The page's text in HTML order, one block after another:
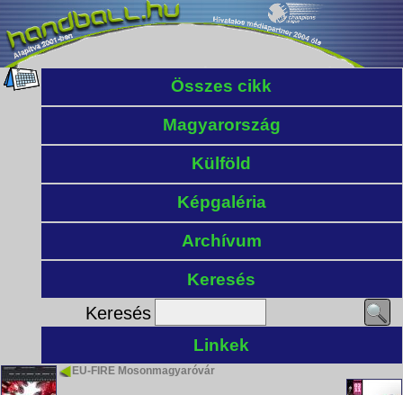
Összes cikk
Magyarország
Külföld
Képgaléria
Archívum
Keresés
Keresés
Linkek
EU-FIRE Mosonmagyaróvár